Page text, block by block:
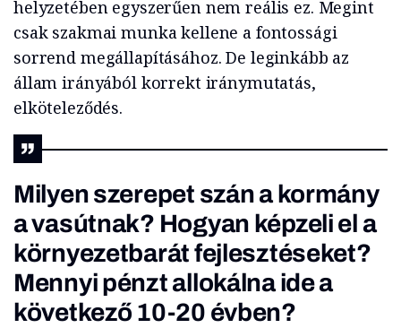
helyzetében egyszerűen nem reális ez. Megint
csak szakmai munka kellene a fontossági
sorrend megállapításához. De leginkább az
állam irányából korrekt iránymutatás,
elköteleződés.
Milyen szerepet szán a kormány
a vasútnak? Hogyan képzeli el a
környezetbarát fejlesztéseket?
Mennyi pénzt allokálna ide a
következő 10-20 évben?